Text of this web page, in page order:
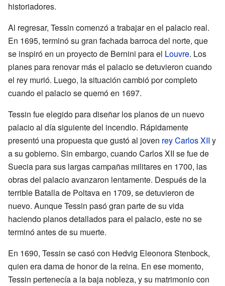
historiadores.
Al regresar, Tessin comenzó a trabajar en el palacio real.
En 1695, terminó su gran fachada barroca del norte, que
se inspiró en un proyecto de Bernini para el Louvre. Los
planes para renovar más el palacio se detuvieron cuando
el rey murió. Luego, la situación cambió por completo
cuando el palacio se quemó en 1697.
Tessin fue elegido para diseñar los planos de un nuevo
palacio al día siguiente del incendio. Rápidamente
presentó una propuesta que gustó al joven rey Carlos XII y
a su gobierno. Sin embargo, cuando Carlos XII se fue de
Suecia para sus largas campañas militares en 1700, las
obras del palacio avanzaron lentamente. Después de la
terrible Batalla de Poltava en 1709, se detuvieron de
nuevo. Aunque Tessin pasó gran parte de su vida
haciendo planos detallados para el palacio, este no se
terminó antes de su muerte.
En 1690, Tessin se casó con Hedvig Eleonora Stenbock,
quien era dama de honor de la reina. En ese momento,
Tessin pertenecía a la baja nobleza, y su matrimonio con